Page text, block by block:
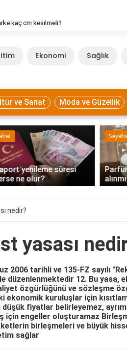
kaç cm kesilmeli?
Ekonomi Sağlık
ve Sanat Moda ve Güzellik
yenileme süresi
ne olur?
nedir?
yasası
2006 tarihli ve 135-FZ sayılı
düzenlenmektedir 12. Bu yasa,
özgürlüğünü ve sözleşme
ekonomik kuruluşlar için
fiyatlar belirleyemez,
için engeller oluşturamaz
birleşmeleri ve büyük
sağlar